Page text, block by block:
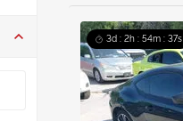
3d : 2h : 54m : 36s